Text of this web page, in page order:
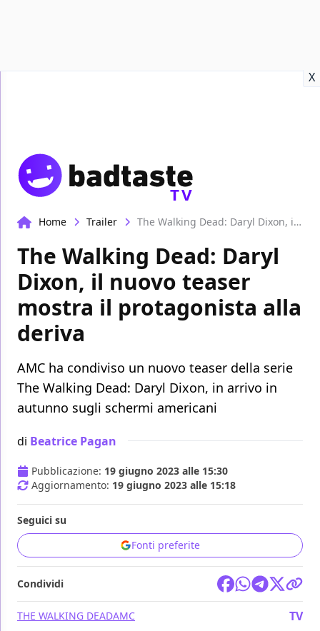
X
TV
Home Trailer The Walking Dead: Daryl Dixon, il nuovo teaser mostra il protagonista alla deriva
The Walking Dead: Daryl
Dixon, il nuovo teaser
mostra il protagonista alla
deriva
AMC ha condiviso un nuovo teaser della serie
The Walking Dead: Daryl Dixon, in arrivo in
autunno sugli schermi americani
di Beatrice Pagan
Pubblicazione: 19 giugno 2023 alle 15:30
Aggiornamento: 19 giugno 2023 alle 15:18
Seguici su
Fonti preferite
Condividi
THE WALKING DEADAMC TV